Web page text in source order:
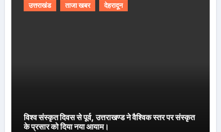
उत्तराखंड ताजा खबर देहरादून
विश्व संस्कृत दिवस से पूर्व, उत्तराखण्ड ने वैश्विक स्तर पर संस्कृत
के प्रसार को दिया नया आयाम।